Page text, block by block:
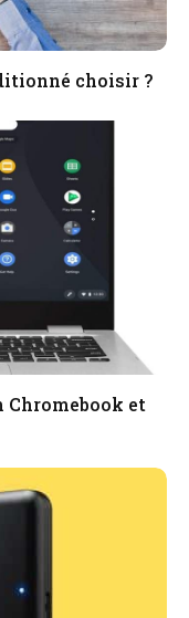
choisir ?
Chromebook et